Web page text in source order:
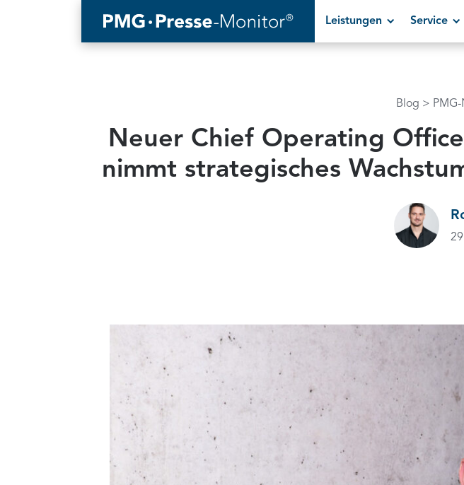
Leistungen Service
Blog
Neuer Chief Operating
nimmt strategisches